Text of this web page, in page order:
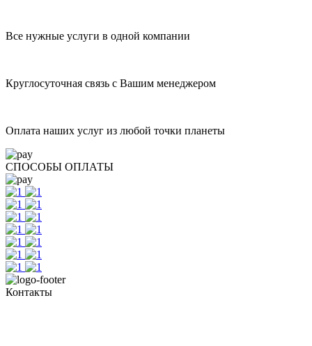
Все нужные услуги в одной компании
Круглосуточная связь с Вашим менеджером
Оплата наших услуг из любой точки планеты
СПОСОБЫ ОПЛАТЫ
Контакты